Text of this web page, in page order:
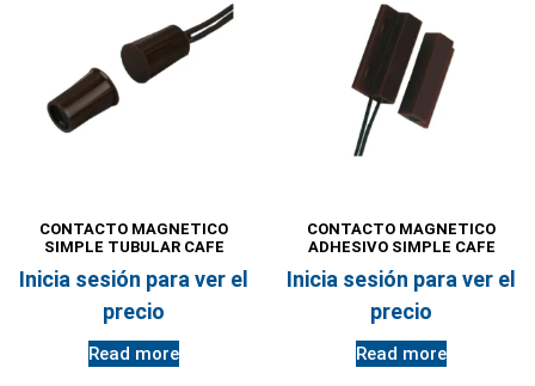
CONTACTO MAGNETICO
SIMPLE TUBULAR CAFE
Inicia sesión para ver el
precio
Read more
CONTACTO MAGNETICO
ADHESIVO SIMPLE CAFE
Inicia sesión para ver el
precio
Read more